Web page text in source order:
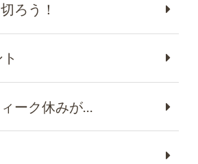
ろう！
ーク休みが…